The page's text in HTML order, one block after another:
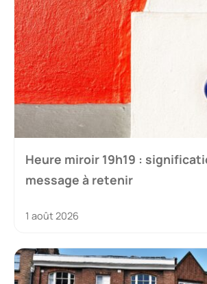
Heure miroir 19h19 :
message à retenir
1 août 2026